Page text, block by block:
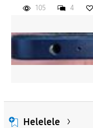
105 4
Helelele